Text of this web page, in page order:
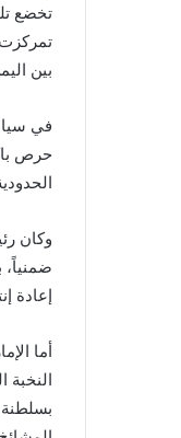
تخضع
تمركزت
بين
في
حرص
وكان
إعادة
أما
النخبة